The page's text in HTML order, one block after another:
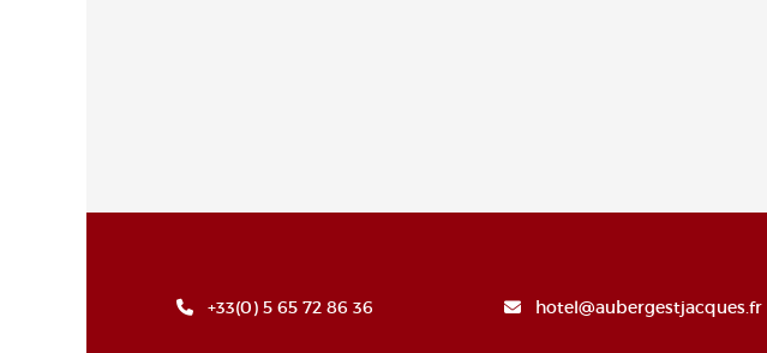
+33(0) 5 65 72 86 36 hotel@aubergestjacques.fr